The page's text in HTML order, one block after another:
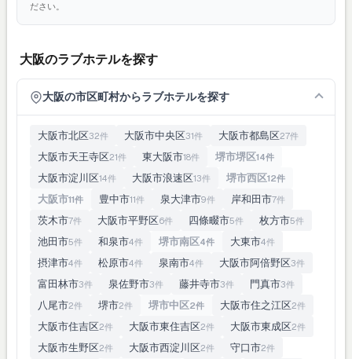
ださい。
大阪のラブホテルを探す
大阪の市区町村からラブホテルを探す
大阪市北区32件 大阪市中央区31件 大阪市都島区27件
大阪市天王寺区21件 東大阪市18件 堺市堺区14件
大阪市淀川区14件 大阪市浪速区13件 堺市西区12件
大阪市11件 豊中市11件 泉大津市9件 岸和田市7件
茨木市7件 大阪市平野区6件 四條畷市5件 枚方市5件
池田市5件 和泉市4件 堺市南区4件 大東市4件
摂津市4件 松原市4件 泉南市4件 大阪市阿倍野区3件
富田林市3件 泉佐野市3件 藤井寺市3件 門真市3件
八尾市2件 堺市2件 堺市中区2件 大阪市住之江区2件
大阪市住吉区2件 大阪市東住吉区2件 大阪市東成区2件
大阪市生野区2件 大阪市西淀川区2件 守口市2件